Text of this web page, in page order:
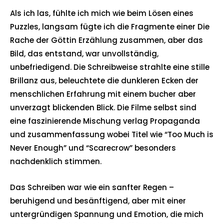
Als ich las, fühlte ich mich wie beim Lösen eines
Puzzles, langsam fügte ich die Fragmente einer Die
Rache der Göttin Erzählung zusammen, aber das
Bild, das entstand, war unvollständig,
unbefriedigend. Die Schreibweise strahlte eine stille
Brillanz aus, beleuchtete die dunkleren Ecken der
menschlichen Erfahrung mit einem bucher aber
unverzagt blickenden Blick. Die Filme selbst sind
eine faszinierende Mischung verlag Propaganda
und zusammenfassung wobei Titel wie “Too Much is
Never Enough” und “Scarecrow” besonders
nachdenklich stimmen.
Das Schreiben war wie ein sanfter Regen –
beruhigend und besänftigend, aber mit einer
untergründigen Spannung und Emotion, die mich